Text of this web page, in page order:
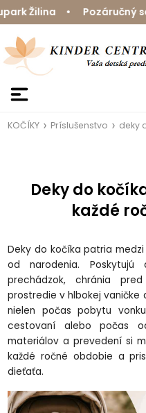
Žilina •
KOČÍKY Príslušenstvo deky
Deky do
každé
Deky do kočíka patria
od narodenia.
prechádzok, chránia
prostredie v hlbokej vaničke
nielen počas pobytu
cestovaní alebo počas
materiálov a prevedení si
každé ročné obdobie a
dieťaťa.